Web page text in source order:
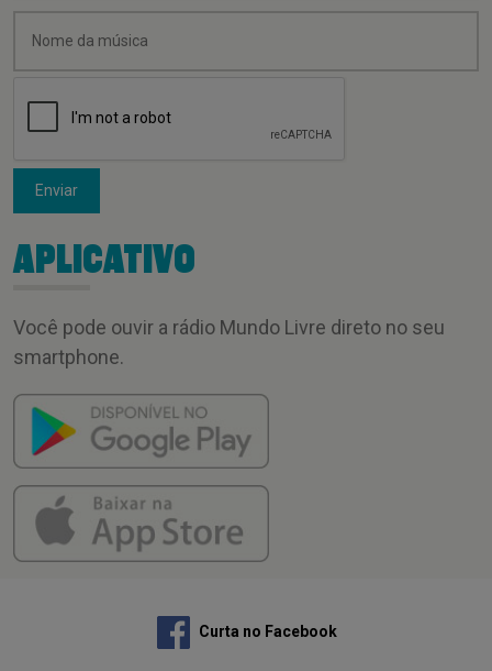
Enviar
APLICATIVO
Você pode ouvir a rádio Mundo Livre direto no seu
smartphone.
Curta no Facebook